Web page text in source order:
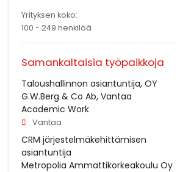
Yrityksen koko:
100 - 249 henkilöä
Samankaltaisia työpaikkoja
Taloushallinnon asiantuntija, OY
G.W.Berg & Co Ab, Vantaa
Academic Work
Vantaa
CRM järjestelmäkehittämisen
asiantuntija
Metropolia Ammattikorkeakoulu Oy